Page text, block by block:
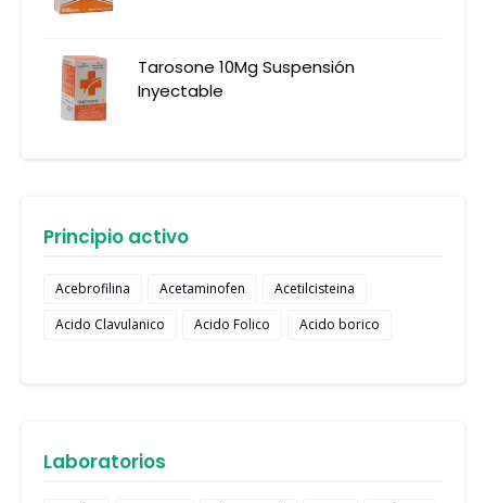
Tarosone 10Mg Suspensión
Inyectable
Principio activo
Acebrofilina Acetaminofen
Acetilcisteina
Acido Clavulanico
Acido Folico Acido borico
Laboratorios